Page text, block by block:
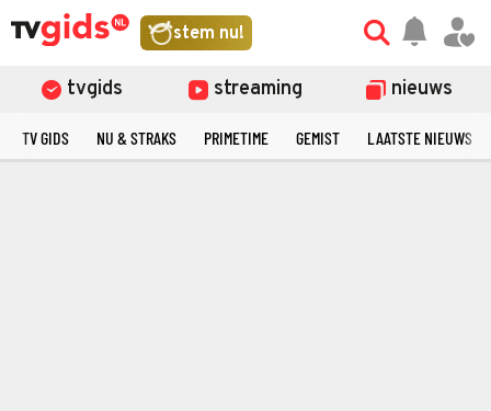
stem nu!
tvgids streaming nieuws
TV GIDS NU & STRAKS PRIMETIME GEMIST LAATSTE NIEUWS